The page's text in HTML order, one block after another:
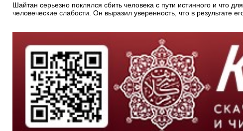
Шайтан серьезно поклялся сбить человека с пути истинного и что
человеческие слабости. Он выразил уверенность, что в